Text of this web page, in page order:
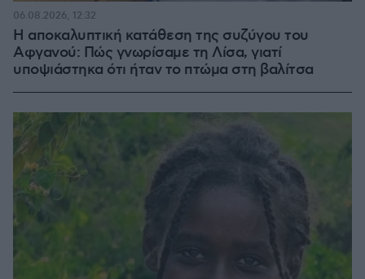
Η αποκαλυπτική κατάθεση της συζύγου του
Αφγανού: Πώς γνωρίσαμε τη Λίσα, γιατί
υποψιάστηκα ότι ήταν το πτώμα στη βαλίτσα
06.08.2026, 12:32